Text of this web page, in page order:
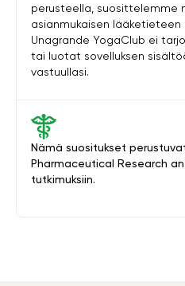
Nämä suositukset
Pharmaceutical Research
tutkimuksiin.
perusteella, suosittelemme
asianmukaisen lääketieteen
Unagrande YogaClub ei
tai luotat sovelluksen
vastuullasi.